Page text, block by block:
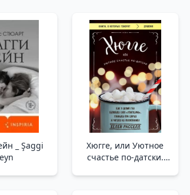
_ Şaggi
Хюгге, или Уютное
счастье по-датски.